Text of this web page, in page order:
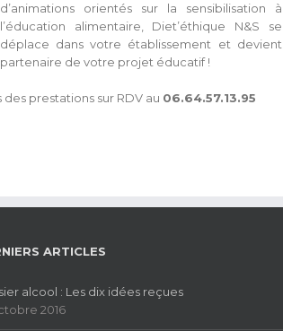
d’animations orientés sur la sensibilisation à
l’éducation alimentaire, Diet’éthique N&S se
déplace dans votre établissement et devient
partenaire de votre projet éducatif !
prestations sur RDV au 06.64.57.13.95
ARTICLES
alcool : Les dix idées reçues
2016